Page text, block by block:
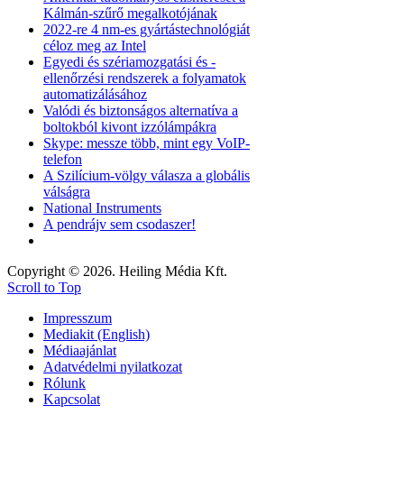
Kálmán-szűrő megalkotójának
2022-re 4 nm-es gyártástechnológiát
céloz meg az Intel
Egyedi és szériamozgatási és -
ellenőrzési rendszerek a folyamatok
automatizálásához
Valódi és biztonságos alternatíva a
boltokból kivont izzólámpákra
Skype: messze több, mint egy VoIP-
telefon
A Szilícium-völgy válasza a globális
válságra
National Instruments
A pendrájv sem csodaszer!
Copyright © 2026. Heiling Média Kft.
Scroll to Top
Impresszum
Mediakit (English)
Médiaajánlat
Adatvédelmi nyilatkozat
Rólunk
Kapcsolat